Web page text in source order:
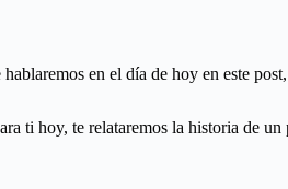
hablaremos en el día de hoy en este
ti hoy, te relataremos la historia de